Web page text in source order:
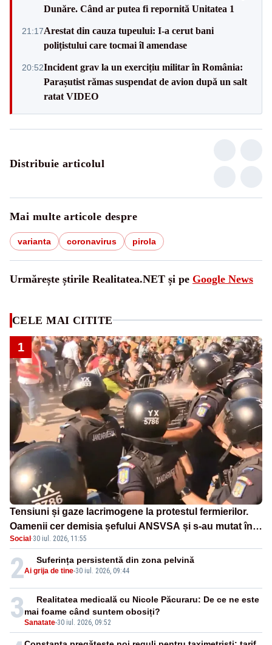
Dunăre. Când ar putea fi repornită Unitatea 1
21:17Arestat din cauza tupeului: I-a cerut bani
polițistului care tocmai îl amendase
20:52Incident grav la un exercițiu militar în România:
Parașutist rămas suspendat de avion după un salt
ratat VIDEO
Distribuie articolul
Mai multe articole despre
varianta coronavirus pirola
Urmărește știrile Realitatea.NET și pe Google News
CELE MAI CITITE
1
Tensiuni și gaze lacrimogene la protestul fermierilor.
Oamenii cer demisia șefului ANSVSA și s-au mutat în
Piața Victoria– LIVE TEXT
Social ·30 iul. 2026, 11:55
2Ai grija de tine-30 iul. 2026, 09:44
Suferința persistentă din zona pelvină
3Sanatate-30 iul. 2026, 09:52
Realitatea medicală cu Nicole Păcuraru: De ce ne este
mai foame când suntem obosiți?